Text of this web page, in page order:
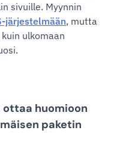
sivuille. Myynnin
järjestelmään, mutta
ulkomaan
huomioon
paketin